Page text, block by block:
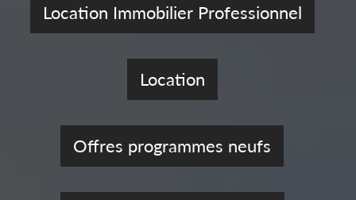
Location Immobilier Professionnel
Location
Offres programmes neufs